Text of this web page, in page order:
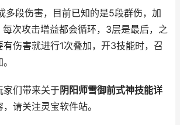
多段伤害，目前已知的是5段群伤，加
次攻击增益都会循环，3层是最后，之
伤害就进行1次叠加，开3技能时，召
家们带来关于阴阳师雪御前式神技能详
请关注灵宝软件站。